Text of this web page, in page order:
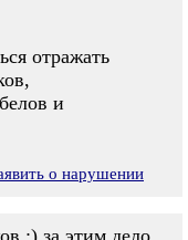
отражать
и
о нарушении
:) за этим дело